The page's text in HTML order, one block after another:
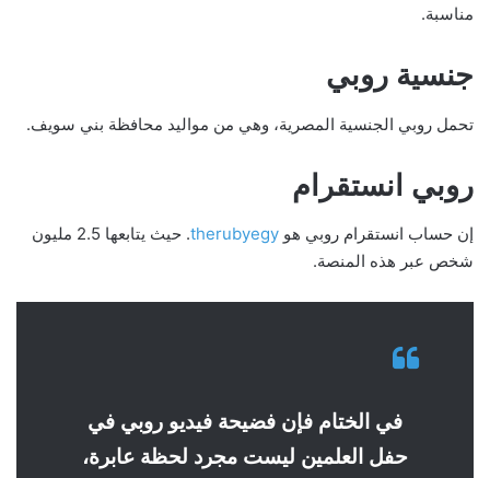
مناسبة.
جنسية روبي
تحمل روبي الجنسية المصرية، وهي من مواليد محافظة بني سويف.
روبي انستقرام
إن حساب انستقرام روبي هو therubyegy
. حيث يتابعها 2.5 مليون
شخص عبر هذه المنصة.
في الختام فإن فضيحة فيديو روبي في
حفل العلمين ليست مجرد لحظة عابرة،